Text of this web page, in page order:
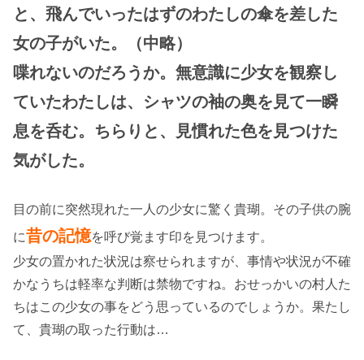
と、飛んでいったはずのわたしの傘を差した
女の子がいた。（中略）
喋れないのだろうか。無意識に少女を観察し
ていたわたしは、シャツの袖の奥を見て一瞬
息を呑む。ちらりと、見慣れた色を見つけた
気がした。
目の前に突然現れた一人の少女に驚く貴瑚。その子供の腕
に昔の記憶を呼び覚ます印を見つけます。
少女の置かれた状況は察せられますが、事情や状況が不確
かなうちは軽率な判断は禁物ですね。おせっかいの村人た
ちはこの少女の事をどう思っているのでしょうか。果たし
て、貴瑚の取った行動は…